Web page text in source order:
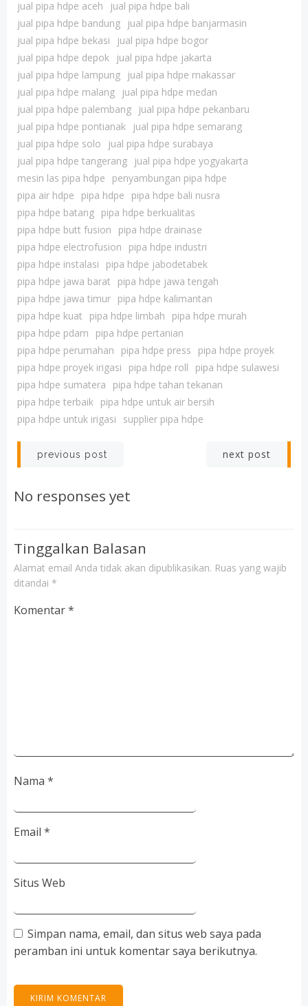
jual pipa hdpe aceh
jual pipa hdpe bali
jual pipa hdpe bandung
jual pipa hdpe banjarmasin
jual pipa hdpe bekasi
jual pipa hdpe bogor
jual pipa hdpe depok
jual pipa hdpe jakarta
jual pipa hdpe lampung
jual pipa hdpe makassar
jual pipa hdpe malang
jual pipa hdpe medan
jual pipa hdpe palembang
jual pipa hdpe pekanbaru
jual pipa hdpe pontianak
jual pipa hdpe semarang
jual pipa hdpe solo
jual pipa hdpe surabaya
jual pipa hdpe tangerang
jual pipa hdpe yogyakarta
mesin las pipa hdpe
penyambungan pipa hdpe
pipa air hdpe
pipa hdpe
pipa hdpe bali nusra
pipa hdpe batang pipa hdpe berkualitas
pipa hdpe butt fusion
pipa hdpe drainase
pipa hdpe electrofusion
pipa hdpe industri
pipa hdpe instalasi
pipa hdpe jabodetabek
pipa hdpe jawa barat
pipa hdpe jawa tengah
pipa hdpe jawa timur pipa hdpe kalimantan
pipa hdpe kuat
pipa hdpe limbah
pipa hdpe murah
pipa hdpe pdam
pipa hdpe pertanian
pipa hdpe perumahan
pipa hdpe press
pipa hdpe proyek
pipa hdpe proyek irigasi
pipa hdpe roll
pipa hdpe sulawesi
pipa hdpe sumatera
pipa hdpe tahan tekanan
pipa hdpe terbaik pipa hdpe untuk air bersih
pipa hdpe untuk irigasi
supplier pipa hdpe
Post
navigation
previous post next post
No responses yet
Tinggalkan Balasan
Alamat email Anda tidak akan dipublikasikan. Ruas yang wajib
ditandai *
Komentar*
Nama *
Email *
Situs Web
Simpan nama, email, dan situs web saya pada
peramban ini untuk komentar saya berikutnya.